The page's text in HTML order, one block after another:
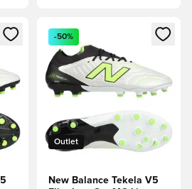
logga in eller registrera dig som
Öppnar en Modal för att
Outlet
-50%
New Balance Tekela V5